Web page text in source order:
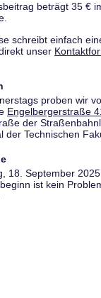
beträgt 35 €
schreibt einfach
unser
proben wir
Engelbergerstraße
der
der Technischen
18. September
ist kein